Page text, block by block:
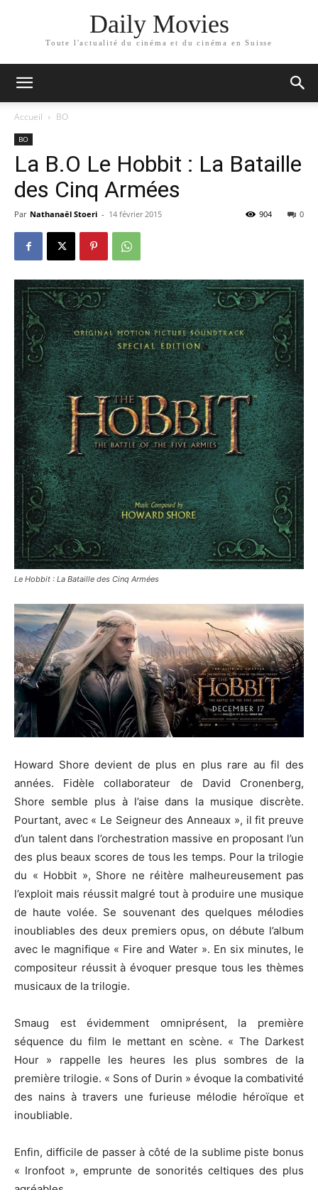
Daily Movies
Toute l'actualité du cinéma et du cinéma en Suisse
Accueil BO
BO
La B.O Le Hobbit : La Bataille
des Cinq Armées
Par Nathanaël Stoeri - 14 février 2015 0
904
Le Hobbit : La Bataille des Cinq Armées
Howard Shore devient de plus en plus rare au fil des
années. Fidèle collaborateur de David Cronenberg,
Shore semble plus à l’aise dans la musique discrète.
Pourtant, avec « Le Seigneur des Anneaux », il fit preuve
d’un talent dans l’orchestration massive en proposant l’un
des plus beaux scores de tous les temps. Pour la trilogie
du « Hobbit », Shore ne réitère malheureusement pas
l’exploit mais réussit malgré tout à produire une musique
de haute volée. Se souvenant des quelques mélodies
inoubliables des deux premiers opus, on débute l’album
avec le magnifique « Fire and Water ». En six minutes, le
compositeur réussit à évoquer presque tous les thèmes
musicaux de la trilogie.
Smaug est évidemment omniprésent, la première
séquence du film le mettant en scène. « The Darkest
Hour » rappelle les heures les plus sombres de la
première trilogie. « Sons of Durin » évoque la combativité
des nains à travers une furieuse mélodie héroïque et
inoubliable.
Enfin, difficile de passer à côté de la sublime piste bonus
« Ironfoot », emprunte de sonorités celtiques des plus